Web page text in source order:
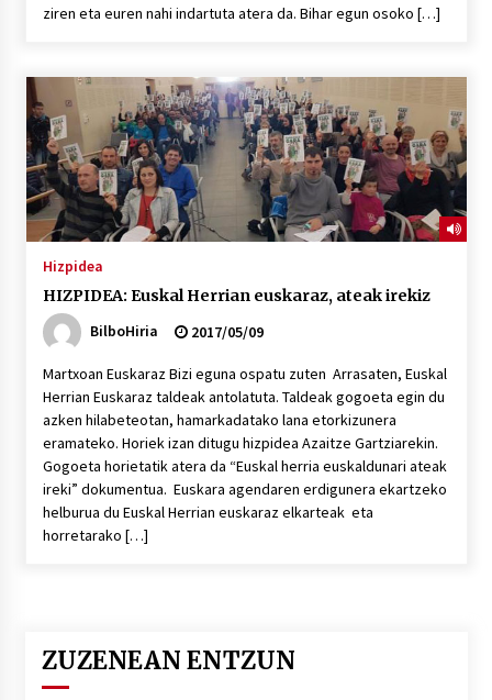
ziren eta euren nahi indartuta atera da. Bihar egun osoko […]
Hizpidea
HIZPIDEA: Euskal Herrian euskaraz, ateak irekiz
BilboHiria
2017/05/09
Martxoan Euskaraz Bizi eguna ospatu zuten Arrasaten, Euskal
Herrian Euskaraz taldeak antolatuta. Taldeak gogoeta egin du
azken hilabeteotan, hamarkadatako lana etorkizunera
eramateko. Horiek izan ditugu hizpidea Azaitze Gartziarekin.
Gogoeta horietatik atera da “Euskal herria euskaldunari ateak
ireki” dokumentua. Euskara agendaren erdigunera ekartzeko
helburua du Euskal Herrian euskaraz elkarteak eta
horretarako […]
ZUZENEAN ENTZUN